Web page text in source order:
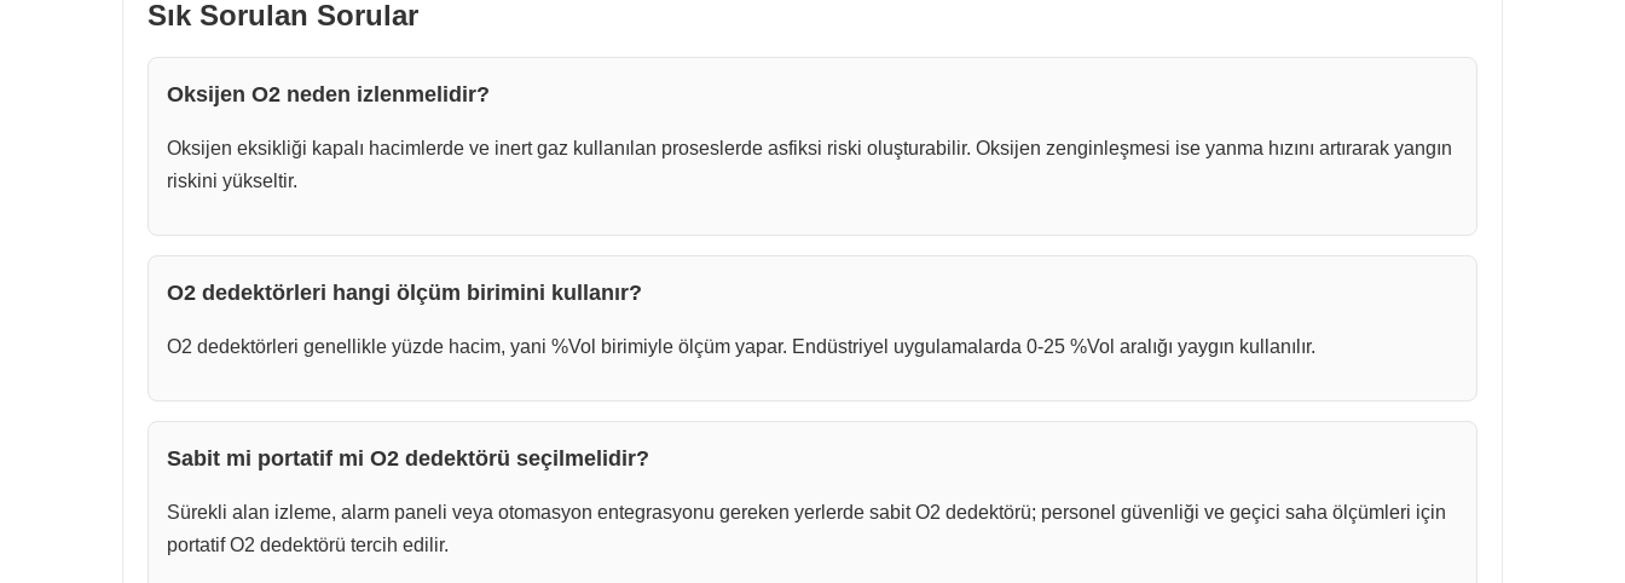
Sık Sorulan Sorular
Oksijen O2 neden izlenmelidir?
Oksijen eksikliği kapalı hacimlerde ve inert gaz kullanılan proseslerde asfiksi riski oluşturabilir. Oksijen zenginleşmesi ise yanma hızını artırarak yangın
riskini yükseltir.
O2 dedektörleri hangi ölçüm birimini kullanır?
O2 dedektörleri genellikle yüzde hacim, yani %Vol birimiyle ölçüm yapar. Endüstriyel uygulamalarda 0-25 %Vol aralığı yaygın kullanılır.
Sabit mi portatif mi O2 dedektörü seçilmelidir?
Sürekli alan izleme, alarm paneli veya otomasyon entegrasyonu gereken yerlerde sabit O2 dedektörü; personel güvenliği ve geçici saha ölçümleri için
portatif O2 dedektörü tercih edilir.